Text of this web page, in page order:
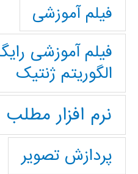
فیلم آموزشی
فیلم آموزشی
الگوریتم ژنتیک
نرم افزار مطلب
پردازش تصویر